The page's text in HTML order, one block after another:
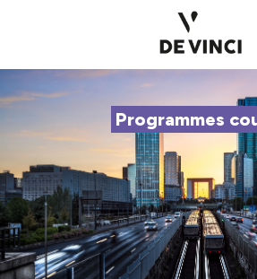
Programmes